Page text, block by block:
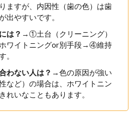
ますが、内因性（歯の色）は歯
出やすいです。
は？ →①土台（クリーニング）
イトニングor別手段→④維持
。
わない人は？ →色の原因が強い
など）の場合は、ホワイトニン
れいなこともあります。